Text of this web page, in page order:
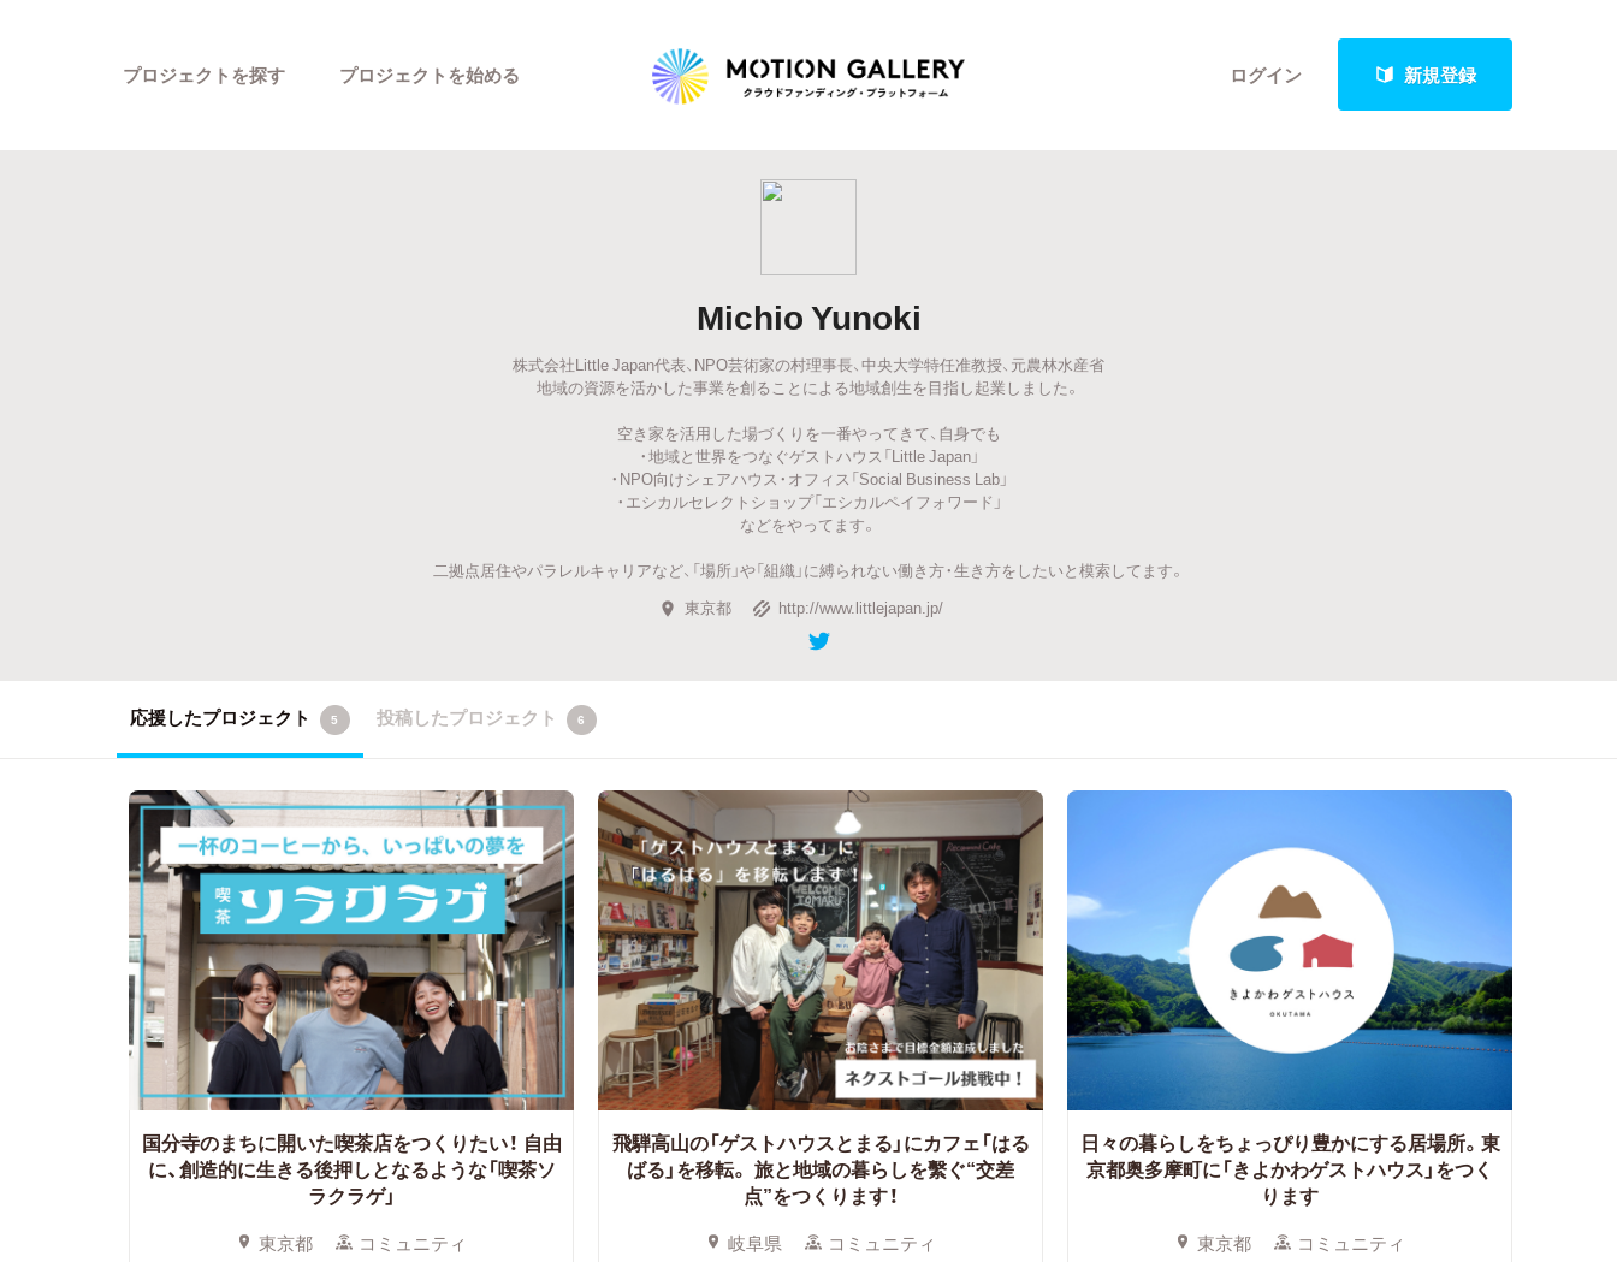
ログイン 新規登録
プロジェクトを探す
Highlight
Feature
タグから探す キュレーターから探す 特集から探す
Legendary
最新達成プロジェクト 調達額が大きいプロジェクト
プロジェクトを始める
Michio Yunoki
株式会社Little Japan代表、NPO芸術家の村理事長、中央大学特任准教授、元農林水産省
地域の資源を活かした事業を創ることによる地域創生を目指し起業しました。
空き家を活用した場づくりを一番やってきて、自身でも
・地域と世界をつなぐゲストハウス「Little Japan」
・NPO向けシェアハウス・オフィス「Social Business Lab」
・エシカルセレクトショップ「エシカルペイフォワード」
などをやってます。
二拠点居住やパラレルキャリアなど、「場所」や「組織」に縛られない働き方・生き方をしたいと模索してます。
東京都
http://www.littlejapan.jp/
応援したプロジェクト 5 投稿したプロジェクト 6
国分寺のまちに開いた喫茶店をつくりたい！ 自由
に、創造的に生きる後押しとなるような「喫茶ソ
ラクラゲ」
東京都 コミュニティ
飛騨高山の「ゲストハウスとまる」にカフェ「はる
ばる」を移転。 旅と地域の暮らしを繫ぐ“交差
点”をつくります！
岐阜県 コミュニティ
日々の暮らしをちょっぴり豊かにする居場所。 東
京都奥多摩町に「きよかわゲストハウス」をつく
ります
東京都 コミュニティ